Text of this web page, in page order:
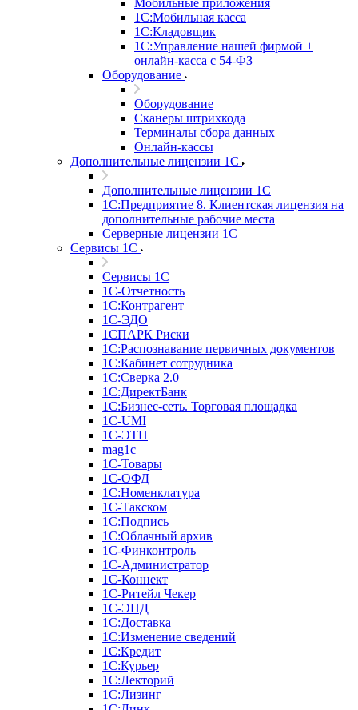
Мобильные приложения
1С:Мобильная касса
1С:Кладовщик
1С:Управление нашей фирмой +
онлайн-касса с 54-ФЗ
Оборудование
Оборудование
Сканеры штрихкода
Терминалы сбора данных
Онлайн-кассы
Дополнительные лицензии 1С
Дополнительные лицензии 1С
1С:Предприятие 8. Клиентская лицензия на
дополнительные рабочие места
Серверные лицензии 1С
Сервисы 1С
Сервисы 1С
1С-Отчетность
1С:Контрагент
1С-ЭДО
1СПАРК Риски
1С:Распознавание первичных документов
1С:Кабинет сотрудника
1С:Сверка 2.0
1С:ДиректБанк
1С:Бизнес-сеть. Торговая площадка
1С-UMI
1С-ЭТП
mag1c
1С-Товары
1С-ОФД
1С:Номенклатура
1С-Такском
1С:Подпись
1С:Облачный архив
1С-Финконтроль
1С-Администратор
1С-Коннект
1С-Ритейл Чекер
1С-ЭПД
1С:Доставка
1С:Изменение сведений
1С:Кредит
1С:Курьер
1С:Лекторий
1С:Лизинг